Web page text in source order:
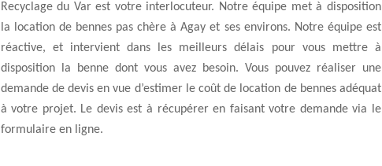
Recyclage du Var est votre interlocuteur. Notre équipe met à disposition
la location de bennes pas chère à Agay et ses environs. Notre équipe est
réactive, et intervient dans les meilleurs délais pour vous mettre à
disposition la benne dont vous avez besoin. Vous pouvez réaliser une
demande de devis en vue d’estimer le coût de location de bennes adéquat
à votre projet. Le devis est à récupérer en faisant votre demande via le
formulaire en ligne.